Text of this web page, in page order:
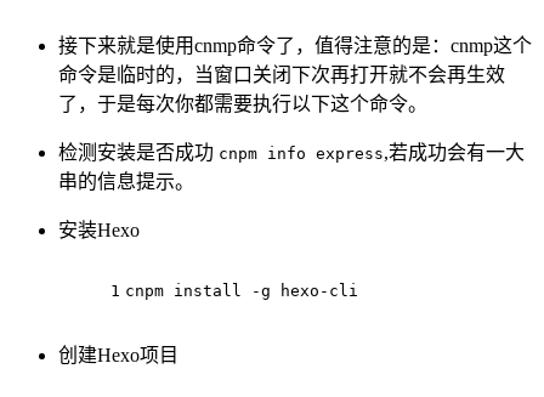
接下来就是使用cnmp命令了，值得注意的是：cnmp这个
命令是临时的，当窗口关闭下次再打开就不会再生效
了，于是每次你都需要执行以下这个命令。
检测安装是否成功 cnpm info express,若成功会有一大
串的信息提示。
安装Hexo
1 cnpm install -g hexo-cli
创建Hexo项目